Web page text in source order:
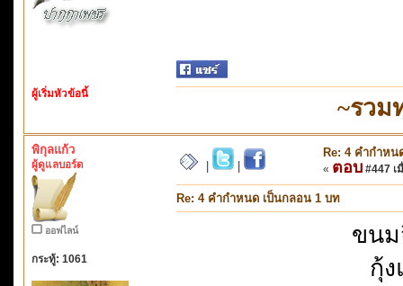
ผู้เริ่มหัวข้อนี้
~รวม
พิกุลแก้ว
ผู้ดูแลบอร์ด
ออฟไลน์
กระทู้: 1061
Re: 4 คำกำห
« ตอบ #447 เ
Re: 4 คำกำหนด เป็นกลอน 1 บท
ขนม
กุ้